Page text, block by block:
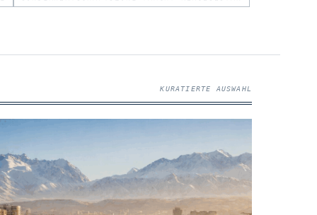
KURATIERTE AUSWAHL